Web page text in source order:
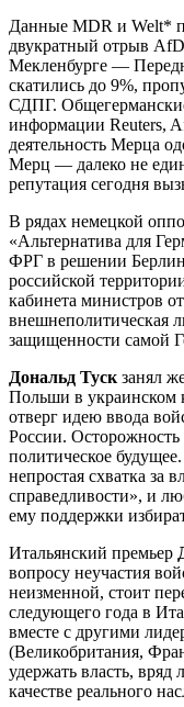
Данные MDR и Welt*
двукратный отрыв
Мекленбурге —
скатились до 9%,
СДПГ.
информации Reuters,
деятельность Мерца
Мерц — далеко не
репутация сегодня
В рядах немецкой
«Альтернатива для
ФРГ в решении
российской
кабинета министров
внешнеполитическая
защищенности самой
Дональд Туск занял
Польши в украинском
отверг идею ввода
России. Осторожность
политическое
непростая схватка за
справедливости», и
ему поддержки
Итальянский премьер
вопросу неучастия
неизменной, стоит
следующего года в
вместе с другими
(Великобритания,
удержать власть, вряд
качестве реального